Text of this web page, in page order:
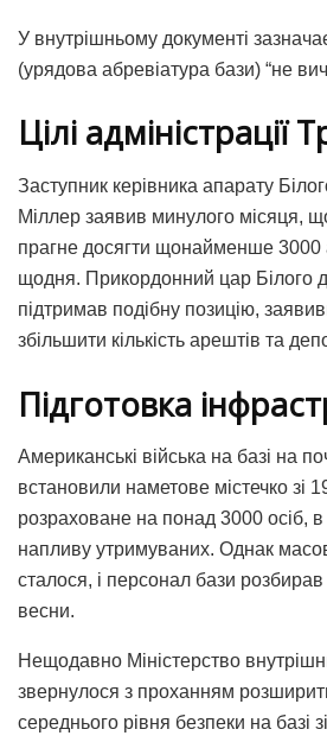
У внутрішньому документі
(урядова абревіатура бази) “не
Цілі адміністрації
Заступник керівника апарату
Міллер заявив минулого місяця,
прагне досягти щонайменше 3000
щодня. Прикордонний цар Білого
підтримав подібну позицію,
збільшити кількість арештів та
Підготовка
Американські війська на базі на
встановили наметове містечко зі
розраховане на понад 3000 осіб, в
напливу утримуваних. Однак
сталося, і персонал бази
весни.
Нещодавно Міністерство
звернулося з проханням
середнього рівня безпеки на базі